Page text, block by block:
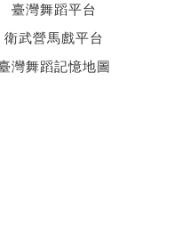
臺灣舞蹈平台
衛武營馬戲平台
灣舞蹈記憶地圖